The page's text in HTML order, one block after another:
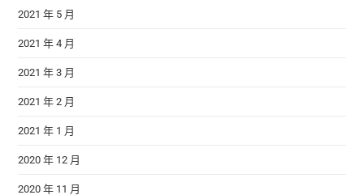
2021 年 5 月
2021 年 4 月
2021 年 3 月
2021 年 2 月
2021 年 1 月
2020 年 12 月
2020 年 11 月